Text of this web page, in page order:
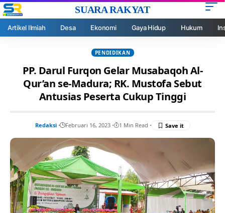
SUARA RAKYAT
Artikel Ilmiah Desa Ekonomi Gaya Hidup Hukum
PENDIDIKAN
PP. Darul Furqon Gelar Musabaqoh Al-
Qur’an se-Madura; RK. Mustofa Sebut
Antusias Peserta Cukup Tinggi
Redaksi Februari 16, 2023 1 Min Read